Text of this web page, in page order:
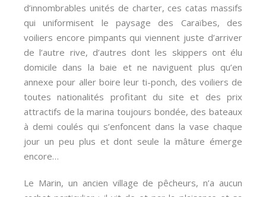
d’innombrables unités de charter, ces catas massifs
qui uniformisent le paysage des Caraïbes, des
voiliers encore pimpants qui viennent juste d’arriver
de l’autre rive, d’autres dont les skippers ont élu
domicile dans la baie et ne naviguent plus qu’en
annexe pour aller boire leur ti-ponch, des voiliers de
toutes nationalités profitant du site et des prix
attractifs de la marina toujours bondée, des bateaux
à demi coulés qui s’enfoncent dans la vase chaque
jour un peu plus et dont seule la mâture émerge
encore…
Le Marin, un ancien village de pêcheurs, n’a aucun